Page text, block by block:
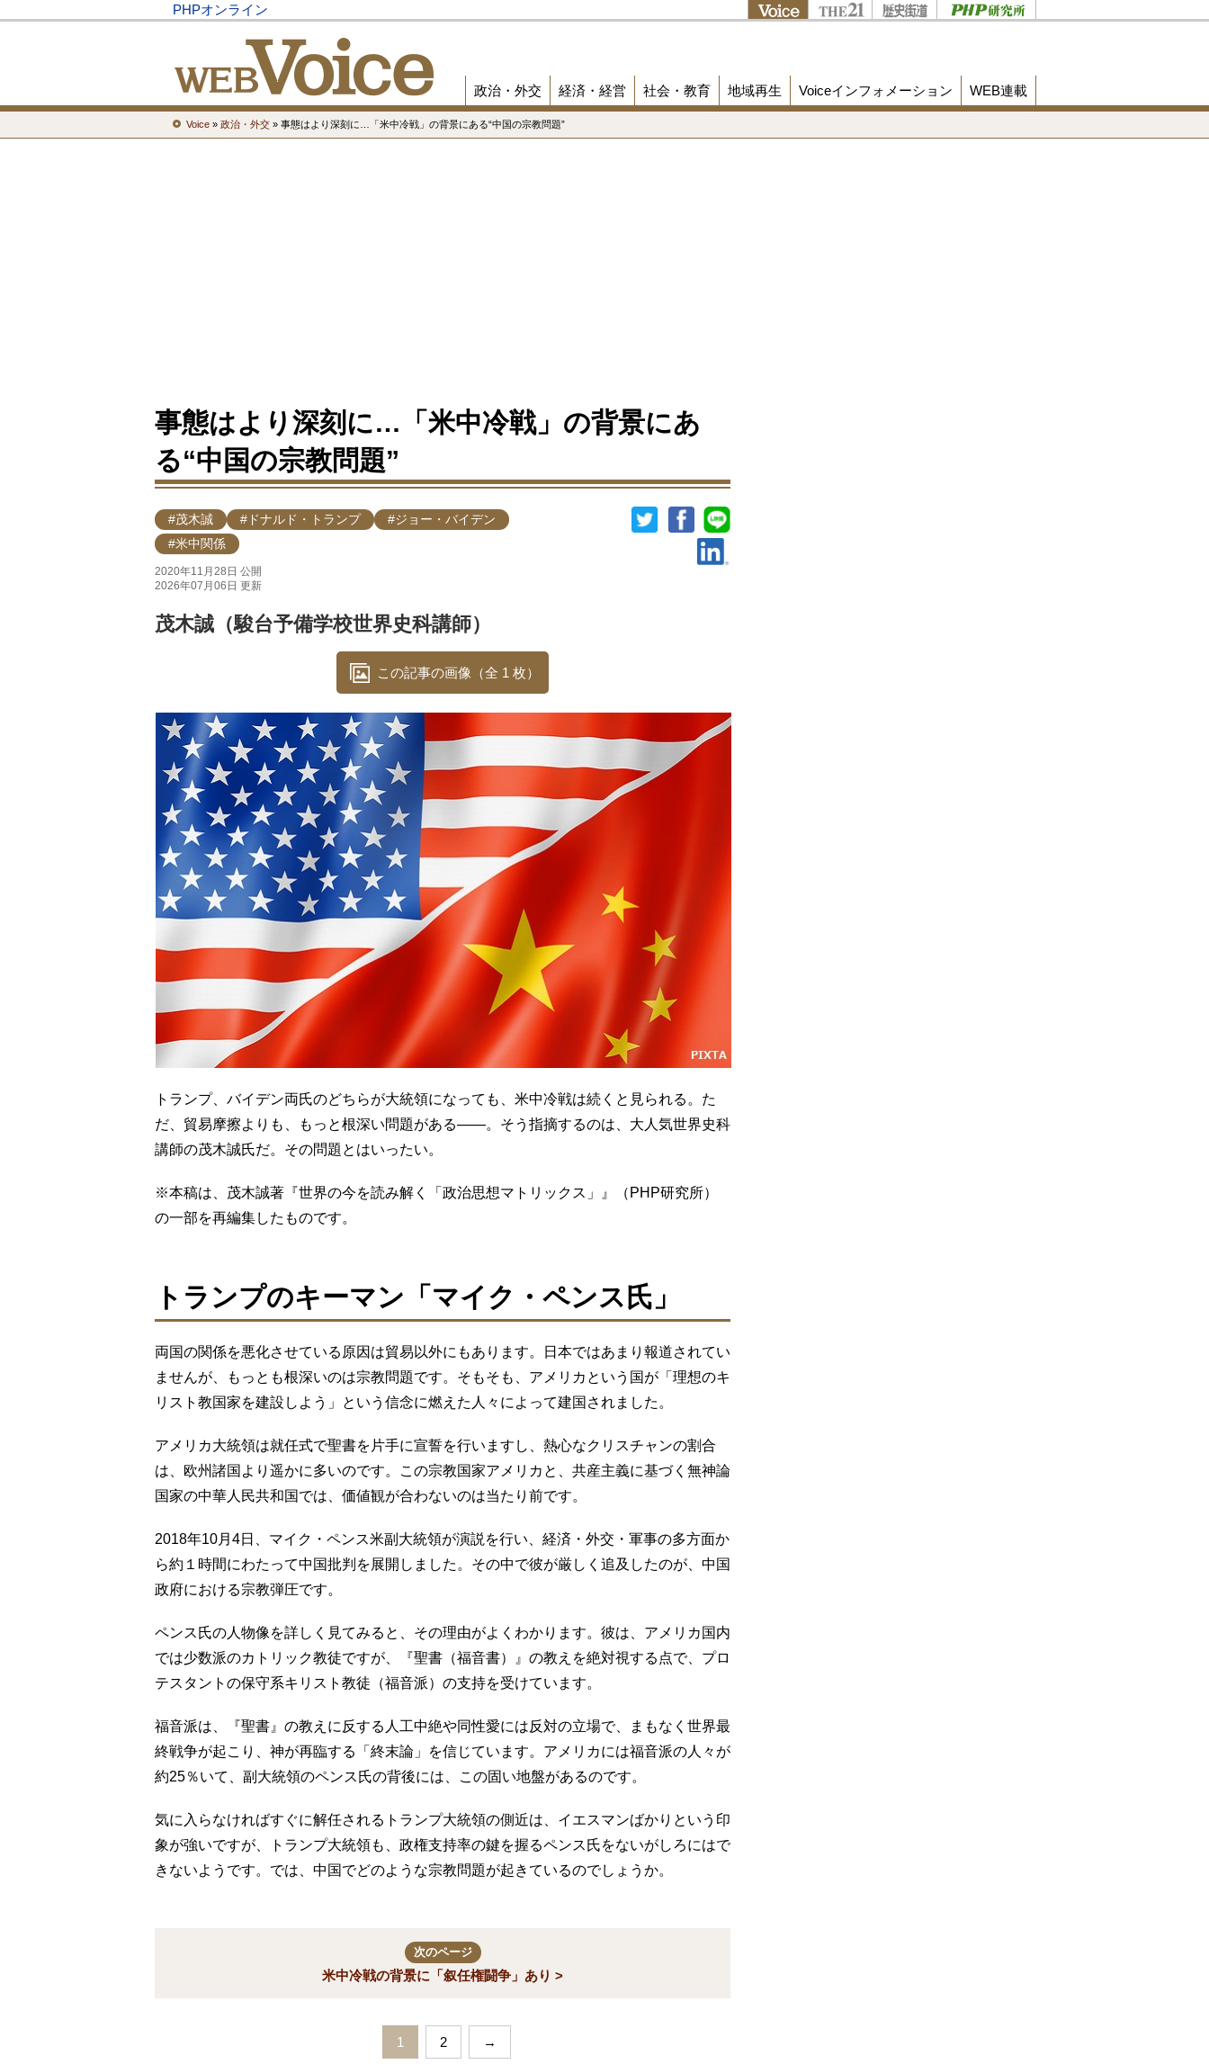
PHPオンライン
政治・外交 経済・経営 社会・教育 地域再生 Voiceインフォメーション WEB連載
Voice » 政治・外交 » 事態はより深刻に…「米中冷戦」の背景にある“中国の宗教問題”
事態はより深刻に…「米中冷戦」の背景にあ
る“中国の宗教問題”
#茂木誠 #ドナルド・トランプ
#ジョー・バイデン
#米中関係
2020年11月28日 公開
2026年07月06日 更新
茂木誠（駿台予備学校世界史科講師）
この記事の画像（全 1 枚）
トランプ、バイデン両氏のどちらが大統領になっても、米中冷戦は続くと見られる。た
だ、貿易摩擦よりも、もっと根深い問題がある――。そう指摘するのは、大人気世界史科
講師の茂木誠氏だ。その問題とはいったい。
※本稿は、茂木誠著『世界の今を読み解く「政治思想マトリックス」』（PHP研究所）
の一部を再編集したものです。
トランプのキーマン「マイク・ペンス氏」
両国の関係を悪化させている原因は貿易以外にもあります。日本ではあまり報道されてい
ませんが、もっとも根深いのは宗教問題です。そもそも、アメリカという国が「理想のキ
リスト教国家を建設しよう」という信念に燃えた人々によって建国されました。
アメリカ大統領は就任式で聖書を片手に宣誓を行いますし、熱心なクリスチャンの割合
は、欧州諸国より遥かに多いのです。この宗教国家アメリカと、共産主義に基づく無神論
国家の中華人民共和国では、価値観が合わないのは当たり前です。
2018年10月4日、マイク・ペンス米副大統領が演説を行い、経済・外交・軍事の多方面か
ら約１時間にわたって中国批判を展開しました。その中で彼が厳しく追及したのが、中国
政府における宗教弾圧です。
ペンス氏の人物像を詳しく見てみると、その理由がよくわかります。彼は、アメリカ国内
では少数派のカトリック教徒ですが、『聖書（福音書）』の教えを絶対視する点で、プロ
テスタントの保守系キリスト教徒（福音派）の支持を受けています。
福音派は、『聖書』の教えに反する人工中絶や同性愛には反対の立場で、まもなく世界最
終戦争が起こり、神が再臨する「終末論」を信じています。アメリカには福音派の人々が
約25％いて、副大統領のペンス氏の背後には、この固い地盤があるのです。
気に入らなければすぐに解任されるトランプ大統領の側近は、イエスマンばかりという印
象が強いですが、トランプ大統領も、政権支持率の鍵を握るペンス氏をないがしろにはで
きないようです。では、中国でどのような宗教問題が起きているのでしょうか。
次のページ
米中冷戦の背景に「叙任権闘争」あり >
1 2 →